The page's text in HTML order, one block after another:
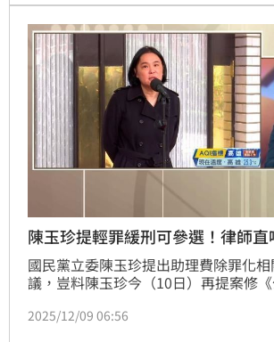
陳玉珍提輕罪緩刑可參選！律師直
國民黨立委陳玉珍提出助理費除罪化
議，豈料陳玉珍今（10日）再提案修
緩刑犯人也能參選。對此，律師陳又新
2025/12/09 06:56